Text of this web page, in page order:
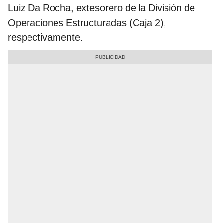
Luiz Da Rocha, extesorero de la División de
Operaciones Estructuradas (Caja 2),
respectivamente.